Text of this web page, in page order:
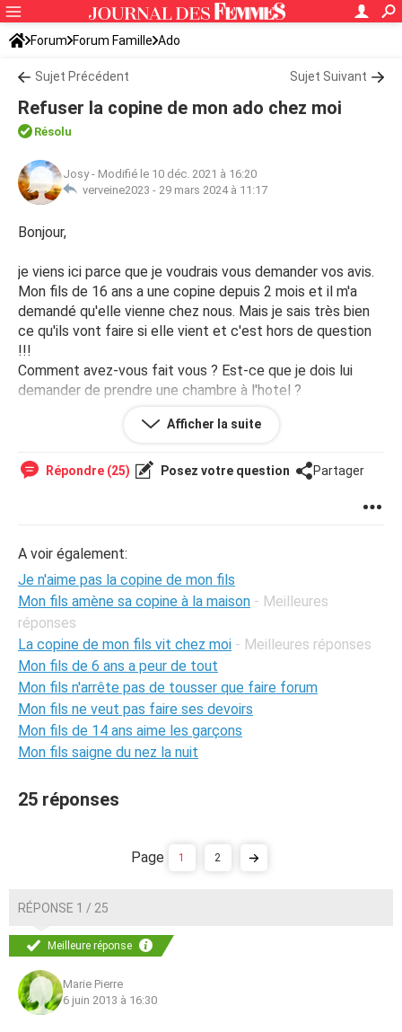
Forum Forum Famille Ado
Sujet Précédent Sujet Suivant
Refuser la copine de mon ado chez moi
Résolu
Josy- Modifié le 10 déc. 2021 à 16:20
verveine2023 - 29 mars 2024 à 11:17
Bonjour,
je viens ici parce que je voudrais vous demander vos avis.
Mon fils de 16 ans a une copine depuis 2 mois et il m'a
demandé qu'elle vienne chez nous. Mais je sais très bien
ce qu'ils vont faire si elle vient et c'est hors de question
!!!
Comment avez-vous fait vous ? Est-ce que je dois lui
demander de prendre une chambre à l'hotel ?
Afficher la suite
Répondre (25) Posez votre question Partager
A voir également:
Je n'aime pas la copine de mon fils
Mon fils amène sa copine à la maison - Meilleures
réponses
La copine de mon fils vit chez moi - Meilleures réponses
Mon fils de 6 ans a peur de tout
Mon fils n'arrête pas de tousser que faire forum
Mon fils ne veut pas faire ses devoirs
Mon fils de 14 ans aime les garçons
Mon fils saigne du nez la nuit
25 réponses
1 2
RÉPONSE 1 / 25
Meilleure réponse
Marie Pierre
6 juin 2013 à 16:30